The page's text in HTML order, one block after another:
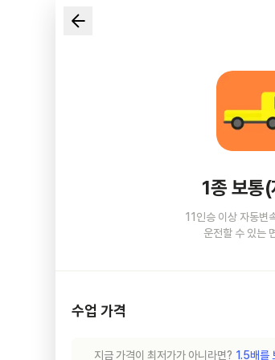
1종 보통
11인승 이상 자동변
운전할 수 있는
수업 가격
지금 가격이 최저가가 아니라면? 1.5배를